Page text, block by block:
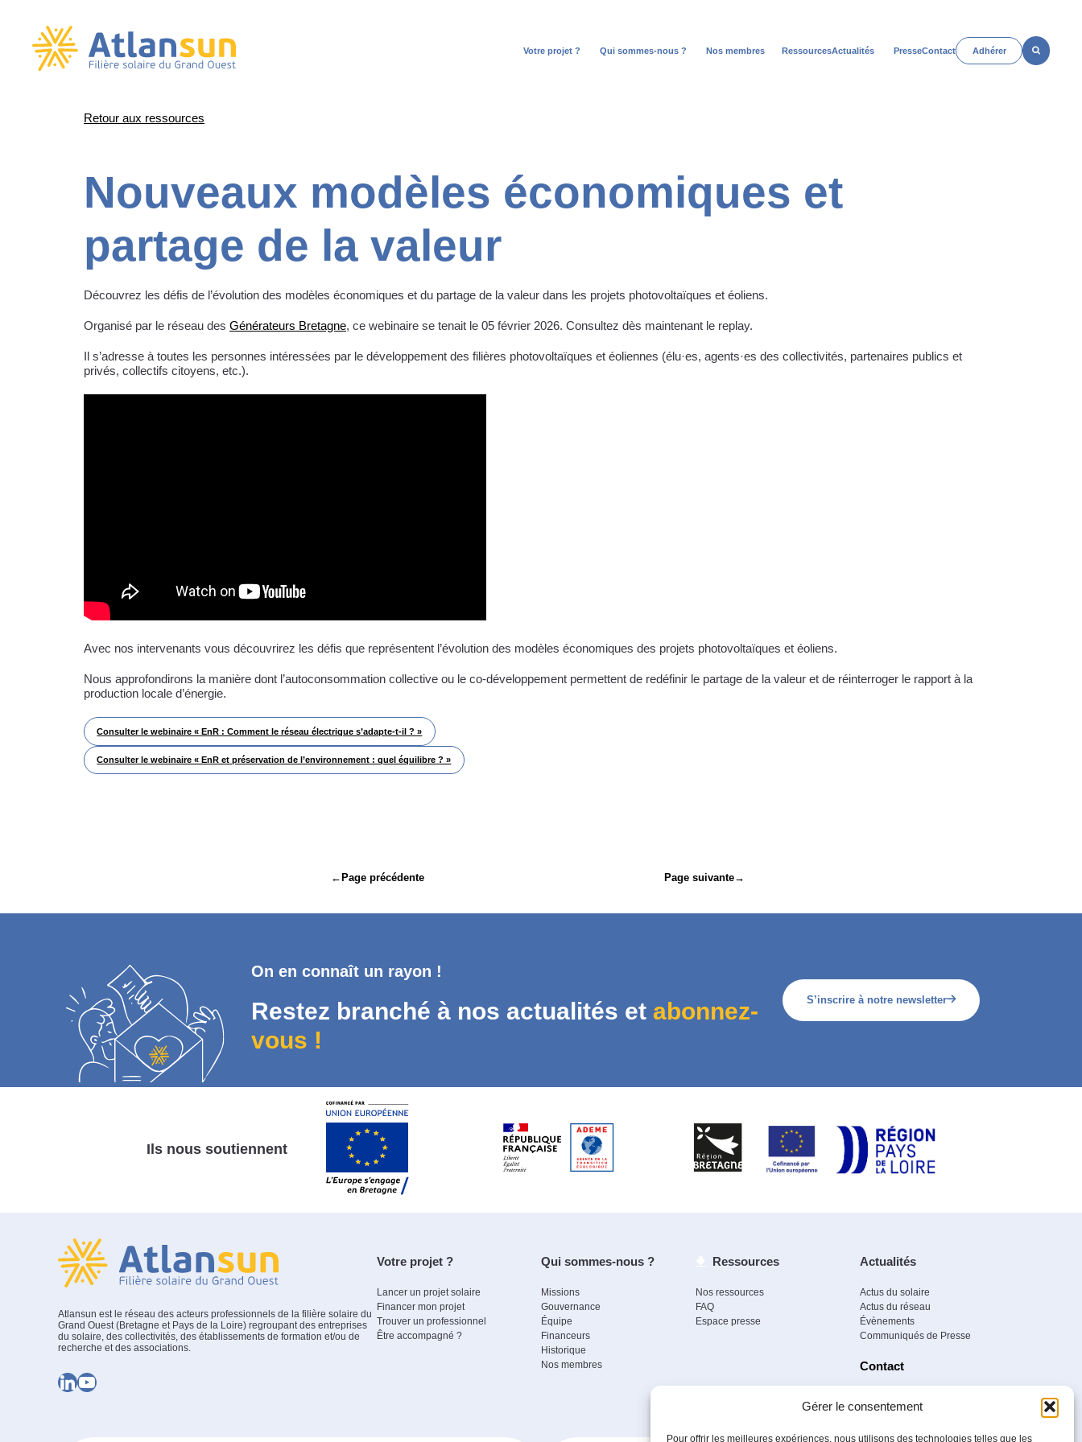
Gérer le consentement
Pour offrir les meilleures expériences, nous utilisons des technologies telles que les
Votre projet ?
Open
Qui sommes-nous ?
Open
Nos membres RessourcesActualitésOpen
PresseContact Adhérer Rechercher
Retour aux ressources
Nouveaux modèles économiques et
partage de la valeur
Découvrez les défis de l’évolution des modèles économiques et du partage de la valeur dans les projets photovoltaïques et éoliens.
Organisé par le réseau des Générateurs Bretagne, ce webinaire se tenait le 05 février 2026. Consultez dès maintenant le replay.
Il s’adresse à toutes les personnes intéressées par le développement des filières photovoltaïques et éoliennes (élu·es, agents·es des collectivités, partenaires publics et
privés, collectifs citoyens, etc.).
Avec nos intervenants vous découvrirez les défis que représentent l’évolution des modèles économiques des projets photovoltaïques et éoliens.
Nous approfondirons la manière dont l’autoconsommation collective ou le co-développement permettent de redéfinir le partage de la valeur et de réinterroger le rapport à la
production locale d’énergie.
Consulter le webinaire « EnR : Comment le réseau électrique s’adapte-t-il ? »
Consulter le webinaire « EnR et préservation de l’environnement : quel équilibre ? »
l’article
← Page précédente Page suivante→
On en connaît un rayon !
Restez branché à nos actualités et abonnez-
vous !
S’inscrire à notre newsletter
Ils nous soutiennent
Atlansun est le réseau des acteurs professionnels de la filière solaire du
Grand Ouest (Bretagne et Pays de la Loire) regroupant des entreprises
du solaire, des collectivités, des établissements de formation et/ou de
recherche et des associations.
LinkedIn
YouTube
Votre projet ?
Lancer un projet solaire
Financer mon projet
Trouver un professionnel
Être accompagné ?
Qui sommes-nous ?
Missions
Gouvernance
Équipe
Financeurs
Historique
Nos membres
Ressources
Nos ressources
FAQ
Espace presse
Actualités
Actus du solaire
Actus du réseau
Évènements
Communiqués de Presse
Contact